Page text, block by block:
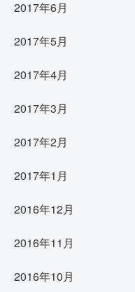
2017年6月
2017年5月
2017年4月
2017年3月
2017年2月
2017年1月
2016年12月
2016年11月
2016年10月